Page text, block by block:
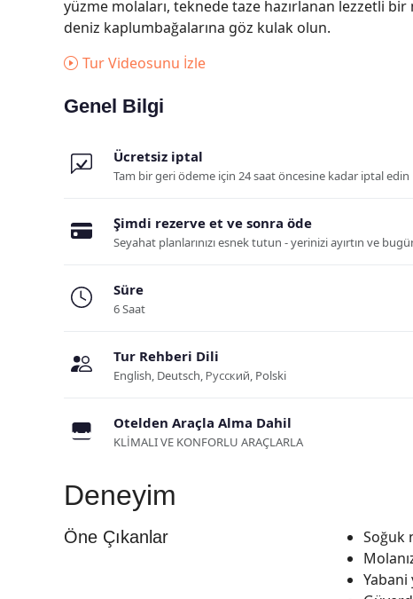
yüzme molaları, teknede taze hazırlanan lezzetli
deniz kaplumbağalarına göz kulak olun.
Tur Videosunu İzle
Genel Bilgi
Ücretsiz iptal
Tam bir geri ödeme için 24 saat öncesine kadar iptal edin
Şimdi rezerve et ve sonra öde
Seyahat planlarınızı esnek tutun - yerinizi ayırtın ve
Süre
6 Saat
Tur Rehberi Dili
English, Deutsch, Русский, Polski
Otelden Araçla Alma Dahil
KLİMALI VE KONFORLU ARAÇLARLA
Deneyim
Öne Çıkanlar
Soğuk
Yabani